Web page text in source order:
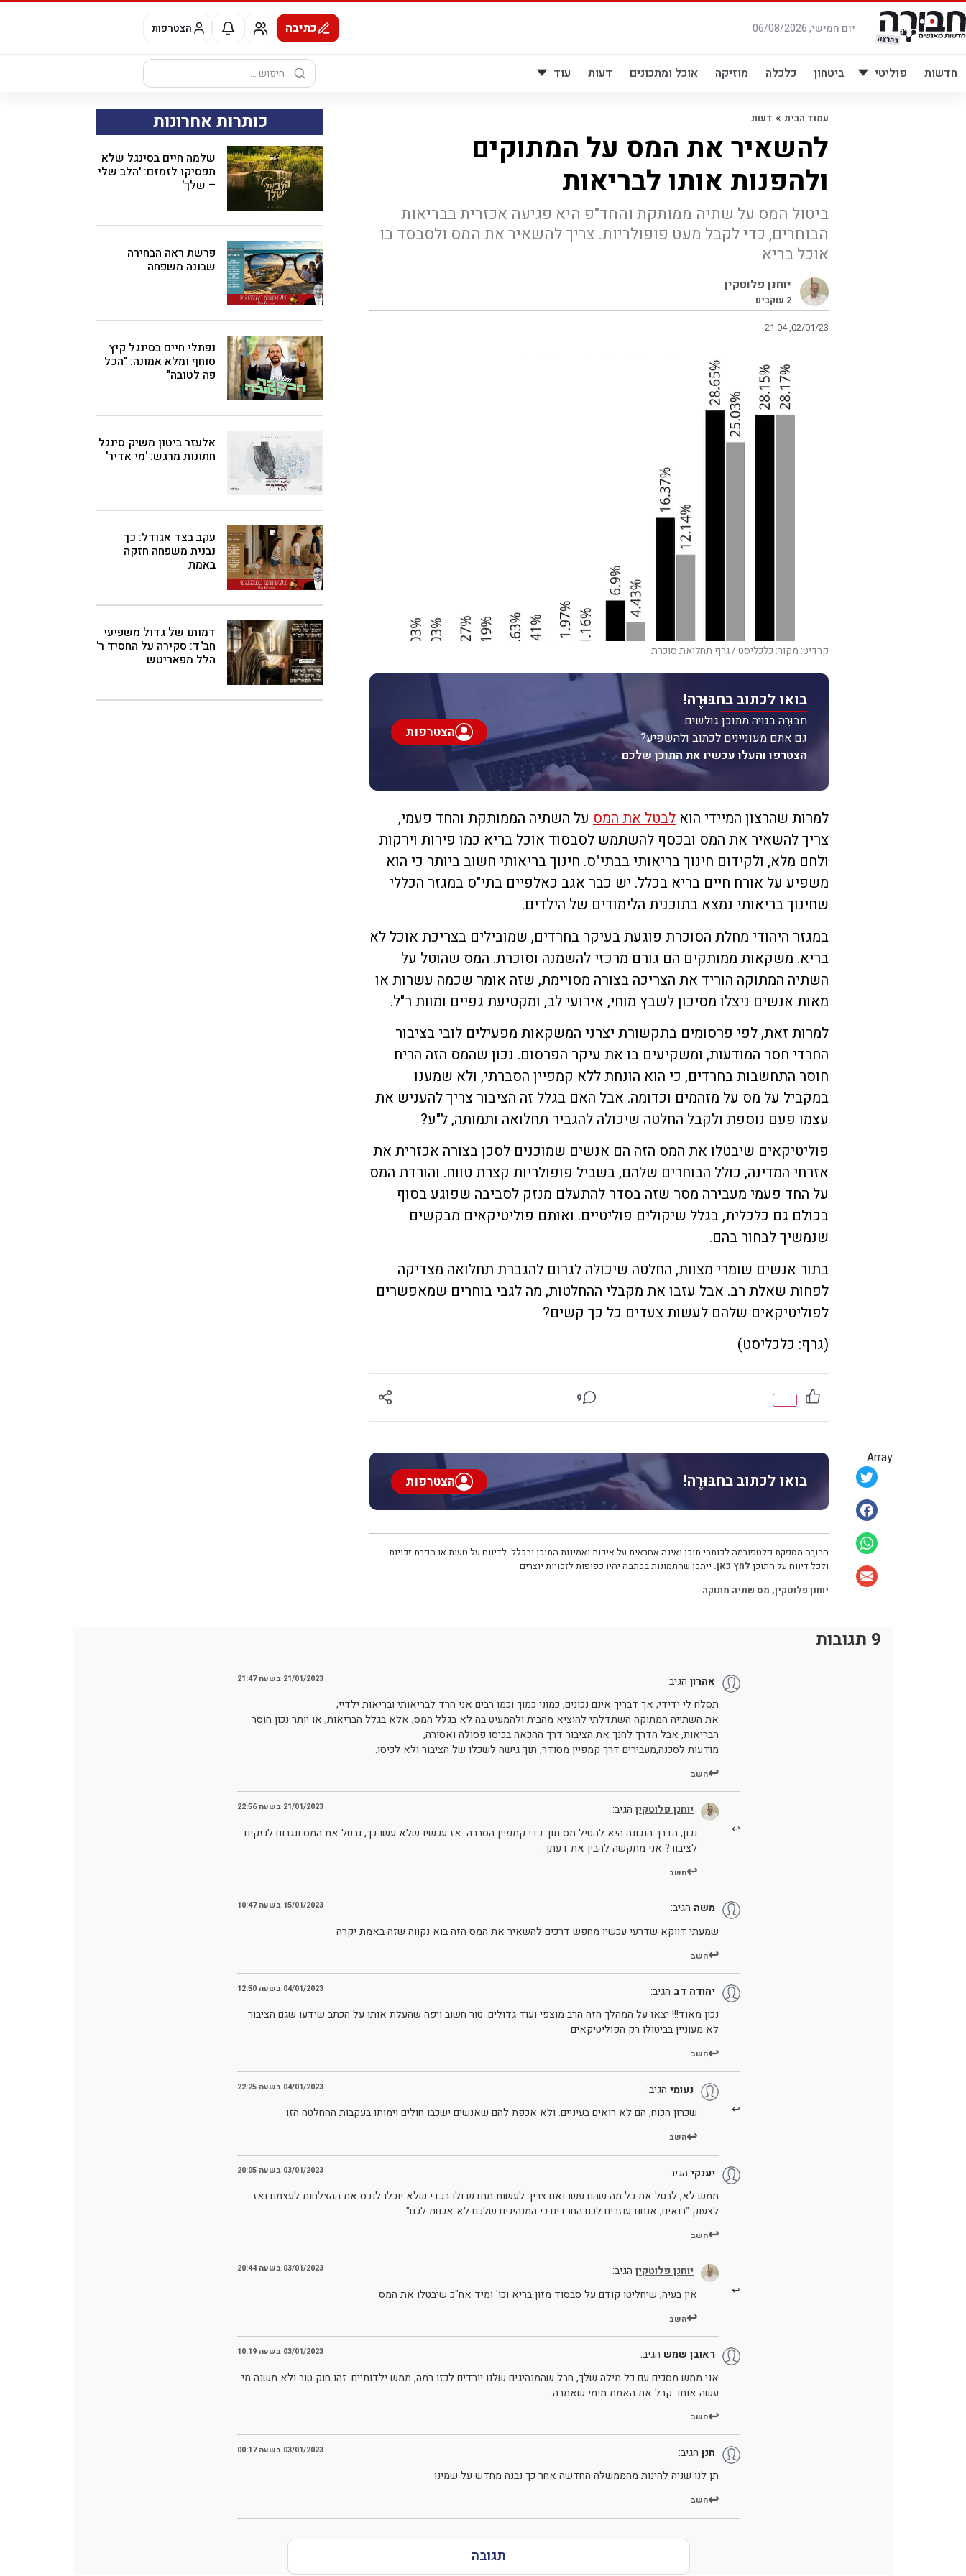
דלג
לתוכן
יום חמישי, 06/08/2026 כתיבה הצטרפות
חדשות פוליטי ביטחון כלכלה מוזיקה אוכל ומתכונים דעות עוד
חיפוש:
Array
עמוד הבית » דעות
להשאיר את המס על המתוקים
ולהפנות אותו לבריאות
ביטול המס על שתיה ממותקת והחד"פ היא פגיעה אכזרית בבריאות
הבוחרים, כדי לקבל מעט פופולריות. צריך להשאיר את המס ולסבסד בו
אוכל בריא
יוחנן פלוטקין
2 עוקבים
21:04 ,02/01/23
קרדיט: מקור: כלכליסט / גרף תחלואת סוכרת
בואו לכתוב בחבּוּרֶה!
חבּוּרֶה בנויה מתוכן גולשים.
גם אתם מעוניינים לכתוב ולהשפיע?
הצטרפו והעלו עכשיו את התוכן שלכם
הצטרפות
למרות שהרצון המיידי הוא לבטל את המס על השתיה הממותקת והחד פעמי,
צריך להשאיר את המס ובכסף להשתמש לסבסוד אוכל בריא כמו פירות וירקות
ולחם מלא, ולקידום חינוך בריאותי בבתי"ס. חינוך בריאותי חשוב ביותר כי הוא
משפיע על אורח חיים בריא בכלל. יש כבר אגב כאלפיים בתי"ס במגזר הכללי
שחינוך בריאותי נמצא בתוכנית הלימודים של הילדים.
במגזר היהודי מחלת הסוכרת פוגעת בעיקר בחרדים, שמובילים בצריכת אוכל לא
בריא. משקאות ממותקים הם גורם מרכזי להשמנה וסוכרת. המס שהוטל על
השתיה המתוקה הוריד את הצריכה בצורה מסויימת, שזה אומר שכמה עשרות או
מאות אנשים ניצלו מסיכון לשבץ מוחי, אירועי לב, ומקטיעת גפיים ומוות ר"ל.
למרות זאת, לפי פרסומים בתקשורת יצרני המשקאות מפעילים לובי בציבור
החרדי חסר המודעות, ומשקיעים בו את עיקר הפרסום. נכון שהמס הזה הריח
חוסר התחשבות בחרדים, כי הוא הונחת ללא קמפיין הסברתי, ולא שמענו
במקביל על מס על מזהמים וכדומה. אבל האם בגלל זה הציבור צריך להעניש את
עצמו פעם נוספת ולקבל החלטה שיכולה להגביר תחלואה ותמותה, ל"ע?
פוליטיקאים שיבטלו את המס הזה הם אנשים שמוכנים לסכן בצורה אכזרית את
אזרחי המדינה, כולל הבוחרים שלהם, בשביל פופולריות קצרת טווח. והורדת המס
על החד פעמי מעבירה מסר שזה בסדר להתעלם מנזק לסביבה שפוגע בסוף
בכולם גם כלכלית, בגלל שיקולים פוליטיים. ואותם פוליטיקאים מבקשים
שנמשיך לבחור בהם.
בתור אנשים שומרי מצוות, החלטה שיכולה לגרום להגברת תחלואה מצדיקה
לפחות שאלת רב. אבל עזבו את מקבלי ההחלטות, מה לגבי בוחרים שמאפשרים
לפוליטיקאים שלהם לעשות צעדים כל כך קשים?
(גרף: כלכליסט)
9
בואו לכתוב בחבּוּרֶה! הצטרפות
חבּוּרֶה מספקת פלטפורמה לכותבי תוכן ואינה אחראית על איכות ואמינות התוכן ובכלל. לדיווח על טעות או הפרת זכויות
ולכל דיווח על התוכן לחץ כאן. ייתכן שהתמונות בכתבה יהיו כפופות לזכויות יוצרים
יוחנן פלוטקין, מס שתיה מתוקה
כותרות אחרונות
שלמה חיים בסינגל שלא
תפסיקו לזמזם: 'הלב שלי
– שלך'
פרשת ראה הבחירה
שבונה משפחה
נפתלי חיים בסינגל קיץ
סוחף ומלא אמונה: "הכל
פה לטובה"
אלעזר ביטון משיק סינגל
חתונות מרגש: 'מי אדיר'
עקב בצד אגודל: כך
נבנית משפחה חזקה
באמת
דמותו של גדול משפיעי
חב"ד: סקירה על החסיד ר'
הלל מפאריטש
9 תגובות
אהרון הגיב: 21/01/2023 בשעה 21:47
תסלח לי ידידי, אך דבריך אינם נכונים, כמוני כמוך וכמו רבים אני חרד לבריאותי ובריאות ילדיי,
את השתייה המתוקה השתדלתי להוציא מהבית ולהמעיט בה לא בגלל המס, אלא בגלל הבריאות, או יותר נכון חוסר
הבריאות, אבל הדרך לחנך את הציבור דרך ההכאה בכיסו פסולה ואסורה,
מודעות לסכנה,מעבירים דרך קמפיין מסודר, תוך גישה לשכלו של הציבור ולא לכיסו.
השב
יוחנן פלוטקין הגיב: 21/01/2023 בשעה 22:56
נכון, הדרך הנכונה היא להטיל מס תוך כדי קמפיין הסברה. אז עכשיו שלא עשו כך, נבטל את המס ונגרום לנזקים
לציבור? אני מתקשה להבין את דעתך.
השב
משה הגיב: 15/01/2023 בשעה 10:47
שמעתי דווקא שדרעי עכשיו מחפש דרכים להשאיר את המס הזה בוא נקווה שזה באמת יקרה
השב
יהודה דב הגיב: 04/01/2023 בשעה 12:50
נכון מאוד!!! יצאו על המהלך הזה הרב מוצפי ועוד גדולים. טור חשוב ויפה שהעלת אותו על הכתב שידעו שגם הציבור
לא מעוניין בביטולו רק הפוליטיקאים
השב
נעומי הגיב: 04/01/2023 בשעה 22:25
שכרון הכוח, הם לא רואים בעיניים. ולא אכפת להם שאנשים ישכבו חולים וימותו בעקבות ההחלטה הזו
השב
יענקי הגיב: 03/01/2023 בשעה 20:05
ממש לא, לבטל את כל מה שהם עשו ואם צריך לעשות מחדש ולו בכדי שלא יוכלו לנכס את ההצלחות לעצמם ואז
לצעוק "רואים, אנחנו עוזרים לכם החרדים כי המנהיגים שלכם לא אכםת לכם"
השב
יוחנן פלוטקין הגיב: 03/01/2023 בשעה 20:44
אין בעיה, שיחליטו קודם על סבסוד מזון בריא וכו' ומיד אח"כ שיבטלו את המס
השב
ראובן שמש הגיב: 03/01/2023 בשעה 10:19
אני ממש מסכים עם כל מילה שלך, חבל שהמנהיגים שלנו יורדים לכזו רמה, ממש ילדותיים. זהו חוק טוב ולא משנה מי
עשה אותו. קבל את האמת מימי שאמרה…
השב
חנן הגיב: 03/01/2023 בשעה 00:17
תן לנו שניה להינות מהממשלה החדשה אחר כך נבנה מחדש על שמינו
השב
תגובה